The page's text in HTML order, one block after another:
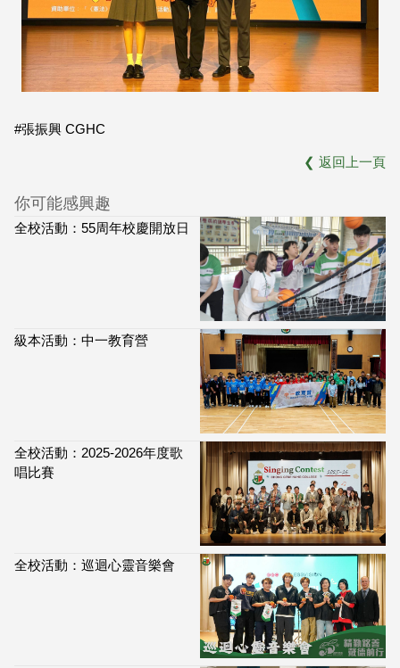
#張振興 CGHC
❮ 返回上一頁
你可能感興趣
全校活動：55周年校慶開放日
級本活動：中一教育營
全校活動：2025-2026年度歌
唱比賽
全校活動：巡迴心靈音樂會